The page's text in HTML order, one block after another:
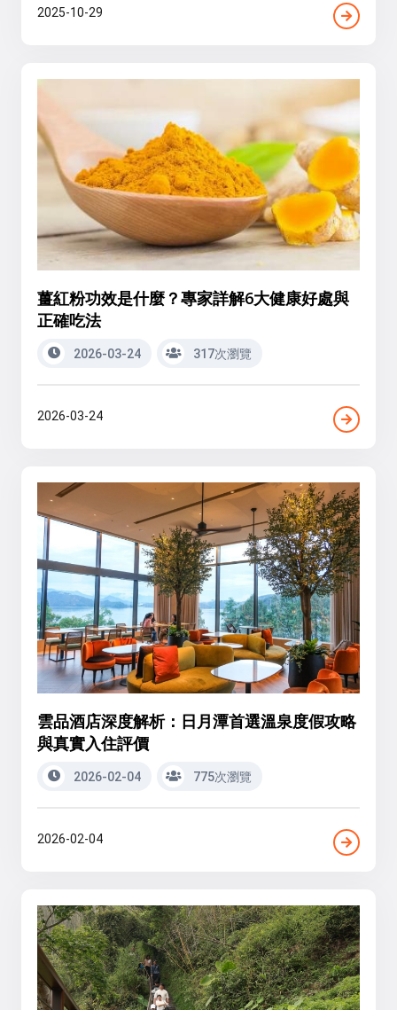
2025-10-29
薑紅粉功效是什麼？專家詳解6大健康好處與
正確吃法
2026-03-24 317次瀏覽
2026-03-24
雲品酒店深度解析：日月潭首選溫泉度假攻略
與真實入住評價
2026-02-04 775次瀏覽
2026-02-04